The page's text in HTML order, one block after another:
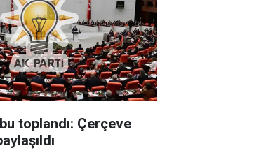
toplandı: Çerçeve